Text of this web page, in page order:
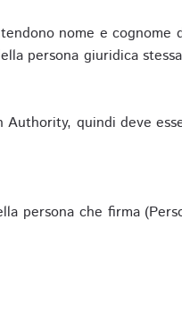
nome e cognome
persona giuridica
quindi deve
persona che firma